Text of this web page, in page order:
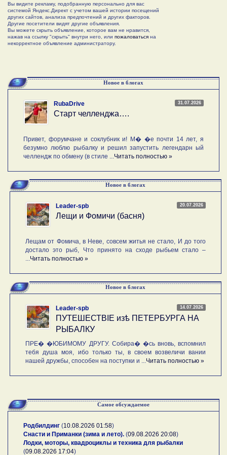
Вы видите рекламу, подобранную персонально для вас
системой Яндекс.Директ с учетом вашей истории посещений
других сайтов, анализа предпочтений и других факторов.
Другие посетители видят другие объявления.
Вы можете скрыть объявление, которое вам не нравится,
нажав на ссылку "скрыть" внутри него, или пожаловаться на
некорректное объявление администратору.
Новое в блогах
31.07.2026
RubaDrive
Старт челленджа….
Привет, форумчане и соклубник и! М� �е почти 14 лет, я
безумно люблю рыбалку и решил запустить легендарн ый
челлендж по обмену (в стиле ... Читать полностью »
Новое в блогах
20.07.2026
Leader-spb
Лещи и Фомичи (басня)
Лещам от Фомича, в Неве, совсем житья не стало, И до того
достало это рыб, Что принято на сходе рыбьем стало –
Читать полностью »
Новое в блогах
14.07.2026
Leader-spb
ПУТЕШЕСТВIE изѣ ПЕТЕРБУРГА НА
РЫБАЛКУ
ПРЕ� �ЮБИМОМУ ДРУГУ. Собира� �сь вновь, вспомнил
тебя душа моя, ибо только ты, в своем возвеличи вании
нашей дружбы, способен на поступки и ... Читать полностью »
Самое обсуждаемое
Родбилдинг (10.08.2026 01:58)
Снасти и Приманки (зима и лето). (09.08.2026 20:08)
Лодки, моторы, квадроциклы и техника для рыбалки
(09.08.2026 17:04)